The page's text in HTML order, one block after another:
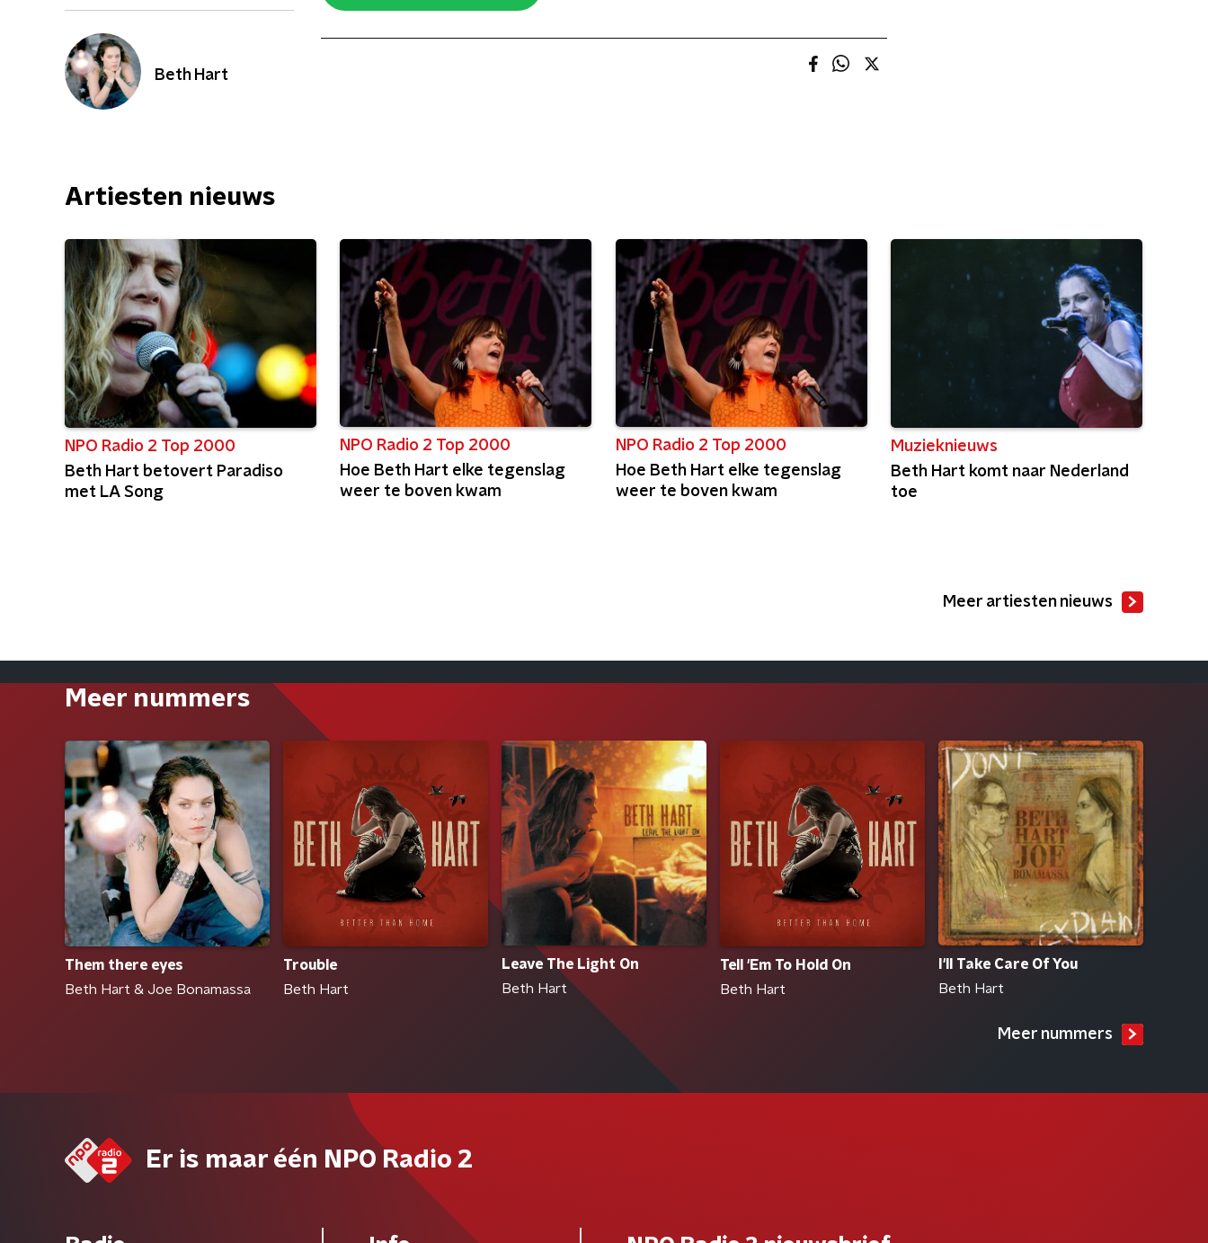
Beth Hart
Artiesten nieuws
NPO Radio 2 Top 2000
Beth Hart betovert Paradiso
met LA Song
NPO Radio 2 Top 2000
Hoe Beth Hart elke tegenslag
weer te boven kwam
NPO Radio 2 Top 2000
Hoe Beth Hart elke tegenslag
weer te boven kwam
Muzieknieuws
Beth Hart komt naar Nederland
toe
Meer artiesten nieuws
Meer nummers
Them there eyes
Beth Hart & Joe Bonamassa
Trouble
Beth Hart
Leave The Light On
Beth Hart
Tell 'Em To Hold On
Beth Hart
I'll Take Care Of You
Beth Hart
Meer nummers
Er is maar één NPO Radio 2